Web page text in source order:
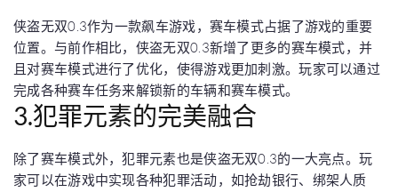
侠盗无双0.3作为一款飙车游戏，赛车模式占据了游戏的重要
位置。与前作相比，侠盗无双0.3新增了更多的赛车模式，并
且对赛车模式进行了优化，使得游戏更加刺激。玩家可以通过
完成各种赛车任务来解锁新的车辆和赛车模式。
3.犯罪元素的完美融合
除了赛车模式外，犯罪元素也是侠盗无双0.3的一大亮点。玩
家可以在游戏中实现各种犯罪活动，如抢劫银行、绑架人质